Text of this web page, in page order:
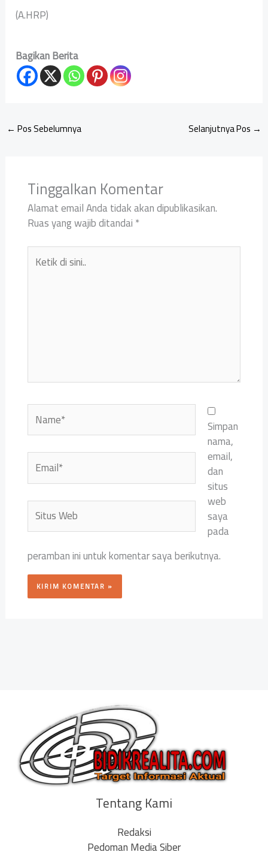
(A.HRP)
Bagikan Berita
← Pos Sebelumnya Selanjutnya Pos →
Tinggalkan Komentar
Alamat email Anda tidak akan dipublikasikan.
Ruas yang wajib ditandai*
Ketik
Name*
Email*
Situs
Web
Simpan
nama,
email,
dan
situs
web
saya
pada
peramban ini untuk komentar saya berikutnya.
Tentang Kami
Redaksi
Pedoman Media Siber